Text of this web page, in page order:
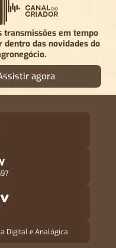
transmissões em tempo
dentro das novidades do
agora
Digital e Analógica